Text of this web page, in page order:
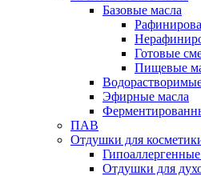
Базовые масла
Готовые
Пищевые
Эфирные масла
ПАВ
Отдушки для
Отдушки для